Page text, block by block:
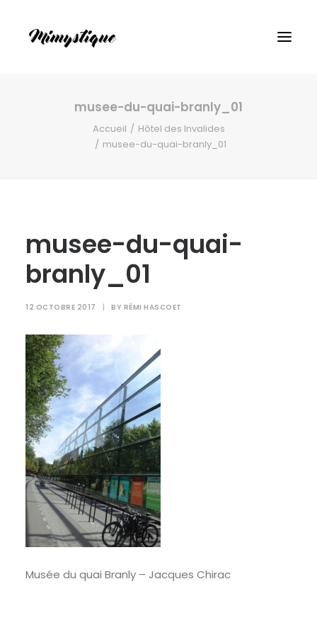
RECHERCHE
musee-du-quai-branly_01
Accueil
Hôtel des Invalides
musee-du-quai-branly_01
musee-du-quai-
branly_01
12 OCTOBRE 2017 | BY RÉMI HASCOET
Musée du quai Branly – Jacques Chirac